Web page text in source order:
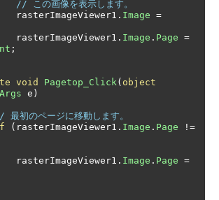
// この画像を表示します。
. Image =
. Image . Page =
;
void Pagetop_Click ( object
e )
最初のページに移動します。
( rasterImageViewer1 . Image . Page
!=
. Image . Page =